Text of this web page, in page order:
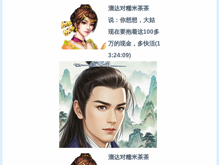
溜达对糯米茶茶
说：你想想，大姑
现在要抱着这100多
万的现金，多快活(1
3:24:09)
溜达对糯米茶茶